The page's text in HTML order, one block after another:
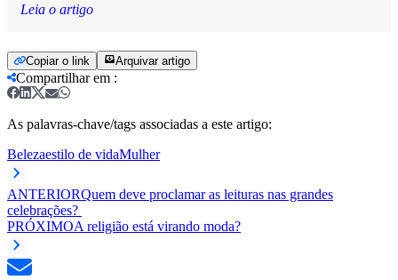
Leia o artigo
Copiar o link Arquivar artigo
Compartilhar em :
As palavras-chave/tags associadas a este artigo:
Belezaestilo de vidaMulher
ANTERIORQuem deve proclamar as leituras nas grandes
celebrações?
PRÓXIMOA religião está virando moda?